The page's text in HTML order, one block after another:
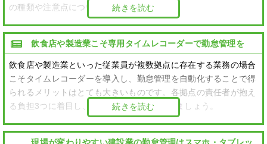
の種類や注意点について見ていきましょう。
続きを読む
飲食店や製造業こそ専用タイムレコーダーで勤怠管理を
飲食店や製造業といった従業員が複数拠点に存在する業務の場合
こそタイムレコーダーを導入し、勤怠管理を自動化することで得
られるメリットはとても大きいものです。各拠点の責任者が抱え
る負担3つに着目し、そのメリットを見てみましょう。
続きを読む